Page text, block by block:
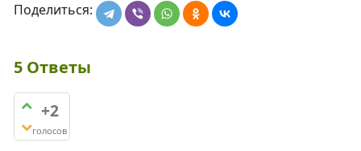
Поделиться:
5 Ответы
+2
голосов